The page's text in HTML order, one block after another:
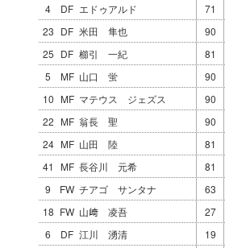
4
DF エドゥアルド 71
23 DF 米田 隼也 90
25 DF 櫛引 一紀 81
5
MF 山口 蛍 90
10 MF マテウス ジェズス 90
22 MF 翁長 聖 90
24 MF 山田 陸 81
41
MF 長谷川 元希 81
9
FW チアゴ サンタナ 63
18 FW 山﨑 凌吾 27
6
DF 江川 湧清 19